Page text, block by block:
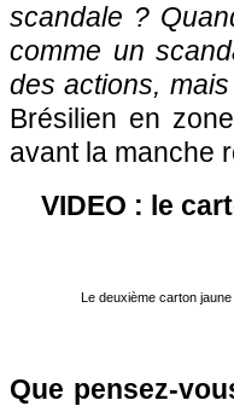
scandale ?
comme un
des actions,
Brésilien en
avant la manche
VIDEO : le
Le deuxième carton
Que pensez-